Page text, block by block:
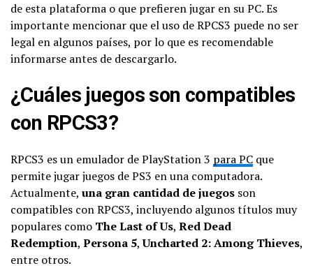
de esta plataforma o que prefieren jugar en su PC. Es
importante mencionar que el uso de RPCS3 puede no ser
legal en algunos países, por lo que es recomendable
informarse antes de descargarlo.
¿Cuáles juegos son compatibles
con RPCS3?
RPCS3 es un emulador de PlayStation 3 para PC que
permite jugar juegos de PS3 en una computadora.
Actualmente, una gran cantidad de juegos son
compatibles con RPCS3, incluyendo algunos títulos muy
populares como The Last of Us, Red Dead
Redemption, Persona 5,Uncharted 2: Among Thieves,
entre otros.